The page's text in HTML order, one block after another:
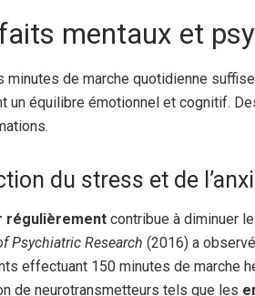
mentaux et
minutes de marche quotidienne
un équilibre émotionnel et cognitif.
du stress et de
régulièrement contribue à diminuer
Psychiatric Research (2016) a
effectuant 150 minutes de marche
de neurotransmetteurs tels que les